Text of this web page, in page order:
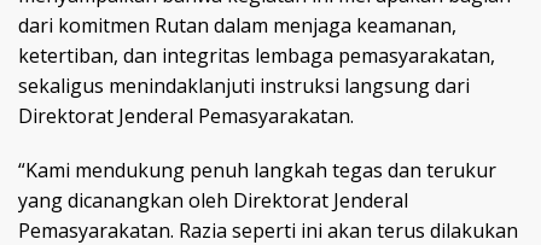
dari komitmen Rutan dalam menjaga keamanan,
ketertiban, dan integritas lembaga pemasyarakatan,
sekaligus menindaklanjuti instruksi langsung dari
Direktorat Jenderal Pemasyarakatan.
“Kami mendukung penuh langkah tegas dan terukur
yang dicanangkan oleh Direktorat Jenderal
Pemasyarakatan. Razia seperti ini akan terus dilakukan